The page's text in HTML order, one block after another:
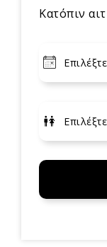
Κατόπιν